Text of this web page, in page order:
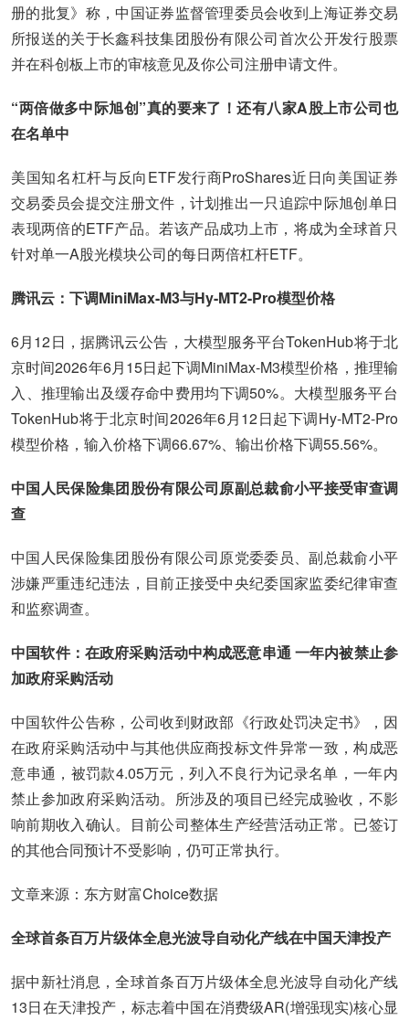
册的批复》称，中国证券监督管理委员会收到上海证券交易
所报送的关于长鑫科技集团股份有限公司首次公开发行股票
并在科创板上市的审核意见及你公司注册申请文件。
“两倍做多中际旭创”真的要来了！还有八家A股上市公司也
在名单中
美国知名杠杆与反向ETF发行商ProShares近日向美国证券
交易委员会提交注册文件，计划推出一只追踪中际旭创单日
表现两倍的ETF产品。若该产品成功上市，将成为全球首只
针对单一A股光模块公司的每日两倍杠杆ETF。
腾讯云：下调MiniMax-M3与Hy-MT2-Pro模型价格
6月12日，据腾讯云公告，大模型服务平台TokenHub将于北
京时间2026年6月15日起下调MiniMax-M3模型价格，推理输
入、推理输出及缓存命中费用均下调50%。大模型服务平台
TokenHub将于北京时间2026年6月12日起下调Hy-MT2-Pro
模型价格，输入价格下调66.67%、输出价格下调55.56%。
中国人民保险集团股份有限公司原副总裁俞小平接受审查调
查
中国人民保险集团股份有限公司原党委委员、副总裁俞小平
涉嫌严重违纪违法，目前正接受中央纪委国家监委纪律审查
和监察调查。
中国软件：在政府采购活动中构成恶意串通 一年内被禁止参
加政府采购活动
中国软件公告称，公司收到财政部《行政处罚决定书》，因
在政府采购活动中与其他供应商投标文件异常一致，构成恶
意串通，被罚款4.05万元，列入不良行为记录名单，一年内
禁止参加政府采购活动。所涉及的项目已经完成验收，不影
响前期收入确认。目前公司整体生产经营活动正常。已签订
的其他合同预计不受影响，仍可正常执行。
文章来源：东方财富Choice数据
全球首条百万片级体全息光波导自动化产线在中国天津投产
据中新社消息，全球首条百万片级体全息光波导自动化产线
13日在天津投产，标志着中国在消费级AR(增强现实)核心显